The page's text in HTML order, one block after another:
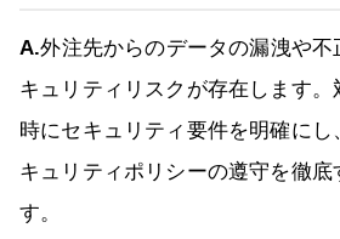
A.外注先からのデータの漏洩や
キュリティリスクが存在します
時にセキュリティ要件を明確に
キュリティポリシーの遵守を徹
す。